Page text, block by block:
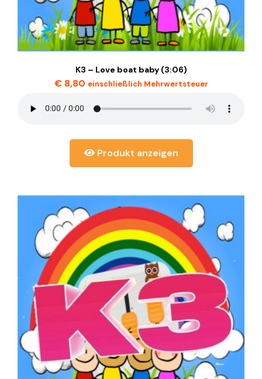
K3 – Love boat baby (3:06)
€8,80 einschließlich Mehrwertsteuer
Produkt anzeigen